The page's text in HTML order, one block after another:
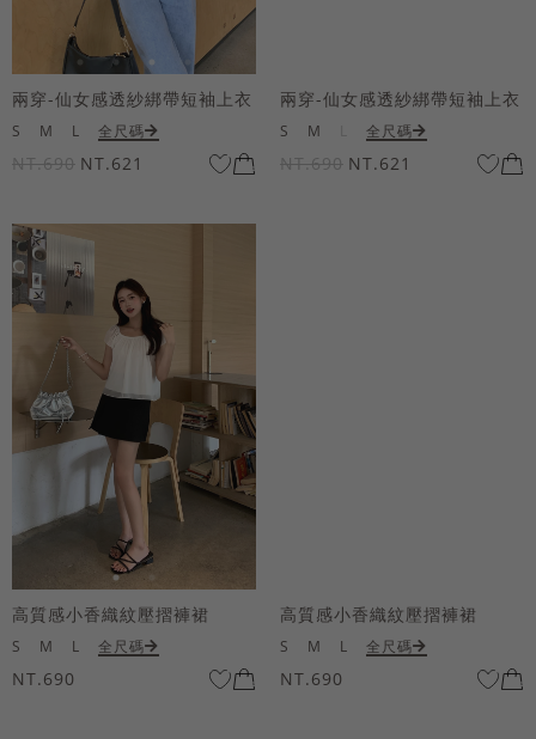
兩穿-仙女感透紗綁帶短袖上衣
S M L 全尺碼
NT.690 NT.621
兩穿-仙女感透紗綁帶短袖上衣
S M 全尺碼
NT.690 NT.621
高質感小香織紋壓摺褲裙
S M L 全尺碼
NT.690
高質感小香織紋壓摺褲裙
S M L 全尺碼
NT.690